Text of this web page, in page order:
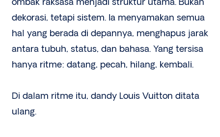
ombak raksasa menjadi struktur utama. Bukan
dekorasi, tetapi sistem. Ia menyamakan semua
hal yang berada di depannya, menghapus jarak
antara tubuh, status, dan bahasa. Yang tersisa
hanya ritme: datang, pecah, hilang, kembali.
Di dalam ritme itu, dandy Louis Vuitton ditata
ulang.